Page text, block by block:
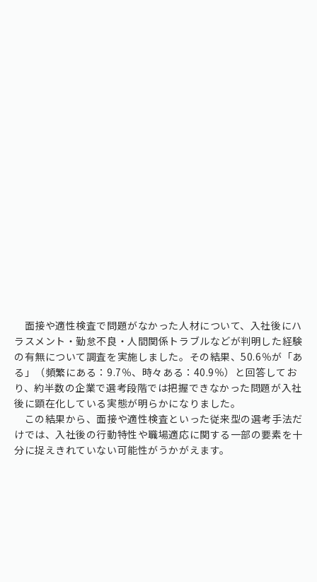
面接や適性検査で問題がなかった人材について、入社後にハ
ラスメント・勤怠不良・人間関係トラブルなどが判明した経験
の有無について調査を実施しました。その結果、50.6％が「あ
る」（頻繁にある：9.7％、時々ある：40.9％）と回答してお
り、約半数の企業で選考段階では把握できなかった問題が入社
後に顕在化している実態が明らかになりました。
この結果から、面接や適性検査といった従来型の選考手法だ
けでは、入社後の行動特性や職場適応に関する一部の要素を十
分に捉えきれていない可能性がうかがえます。